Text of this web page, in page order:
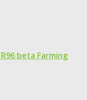
beta Farming